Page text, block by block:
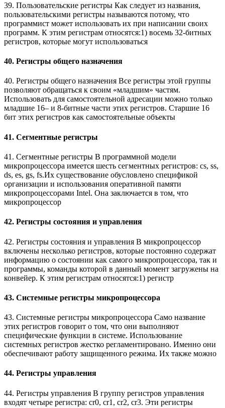
39. Пользовательские регистры Как следует из названия,
пользовательскими регистры называются потому, что
программист может использовать их при написании своих
программ. К этим регистрам относятся:1) восемь 32-битных
регистров, которые могут использоваться
40. Регистры общего назначения
40. Регистры общего назначения Все регистры этой группы
позволяют обращаться к своим «младшим» частям.
Использовать для самостоятельной адресации можно только
младшие 16– и 8-битные части этих регистров. Старшие 16
бит этих регистров как самостоятельные объекты
41. Сегментные регистры
41. Сегментные регистры В программной модели
микропроцессора имеется шесть сегментных регистров: cs, ss,
ds, es, gs, fs.Их существование обусловлено спецификой
организации и использования оперативной памяти
микропроцессорами Intel. Она заключается в том, что
микропроцессор
42. Регистры состояния и управления
42. Регистры состояния и управления В микропроцессор
включены несколько регистров, которые постоянно содержат
информацию о состоянии как самого микропроцессора, так и
программы, команды которой в данный момент загружены на
конвейер. К этим регистрам относятся:1) регистр
43. Системные регистры микропроцессора
43. Системные регистры микропроцессора Само название
этих регистров говорит о том, что они выполняют
специфические функции в системе. Использование
системных регистров жестко регламентировано. Именно они
обеспечивают работу защищенного режима. Их также можно
44. Регистры управления
44. Регистры управления В группу регистров управления
входят четыре регистра: cr0, cr1, cr2, cr3. Эти регистры